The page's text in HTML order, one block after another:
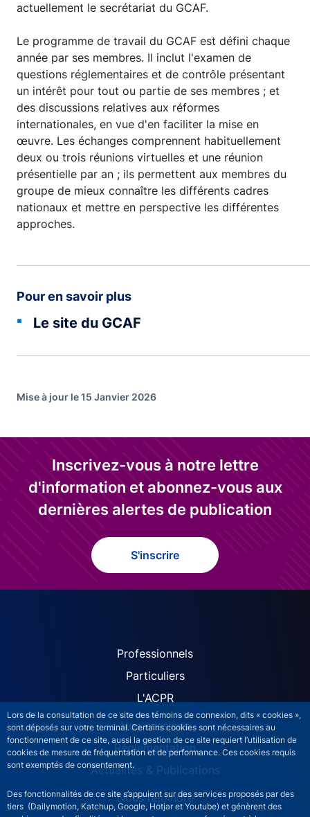
Lors de la consultation de ce site des témoins de connexion, dits « cookies »,
sont déposés sur votre terminal. Certains cookies sont nécessaires au
fonctionnement de ce site, aussi la gestion de ce site requiert l’utilisation de
cookies de mesure de fréquentation et de performance. Ces cookies requis
sont exemptés de consentement.
Des fonctionnalités de ce site s’appuient sur des services proposés par des
tiers (Dailymotion, Katchup, Google, Hotjar et Youtube) et génèrent des
actuellement le secrétariat du GCAF.
Le programme de travail du GCAF est défini chaque
année par ses membres. Il inclut l'examen de
questions réglementaires et de contrôle présentant
un intérêt pour tout ou partie de ses membres ; et
des discussions relatives aux réformes
internationales, en vue d'en faciliter la mise en
œuvre. Les échanges comprennent habituellement
deux ou trois réunions virtuelles et une réunion
présentielle par an ; ils permettent aux membres du
groupe de mieux connaître les différents cadres
nationaux et mettre en perspective les différentes
approches.
Pour en savoir plus
Le site du GCAF
Mise à jour le 15 Janvier 2026
Inscrivez-vous à notre lettre
d'information et abonnez-vous aux
dernières alertes de publication
S'inscrire
ACPR site navigation
Professionnels
Particuliers
L'ACPR
Nos missions
Réglementation
Actualités & Publications
Nous rejoindre